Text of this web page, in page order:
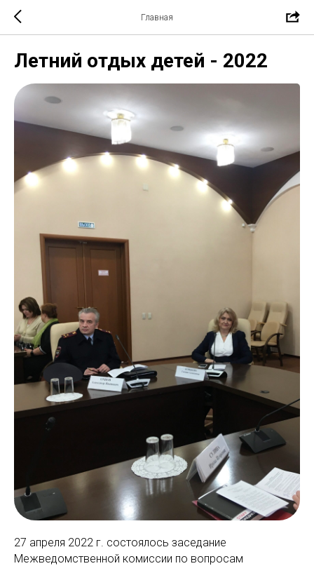
Главная
Летний отдых детей - 2022
27 апреля 2022 г. состоялось заседание
Межведомственной комиссии по вопросам